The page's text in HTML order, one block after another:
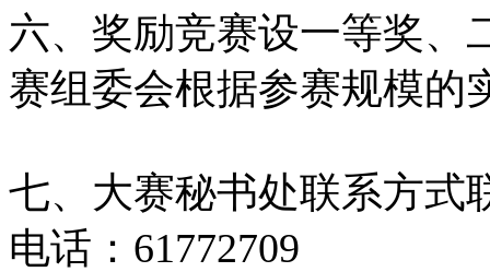
六、奖励竞赛设一等奖、
赛组委会根据参赛规模的
七、大赛秘书处联系方式
电话：61772709